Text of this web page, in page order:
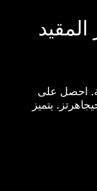
احصل على
صوت وصورة قوي بمعدل 60 جيجاهرتز. يتميز